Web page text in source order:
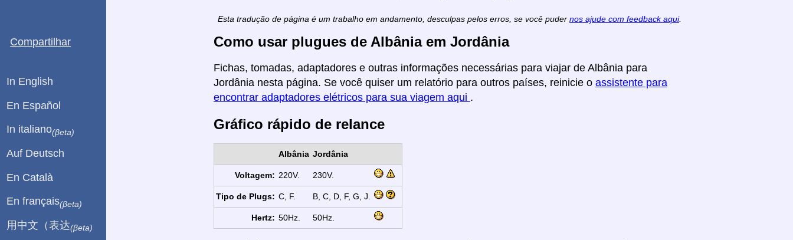
Esta tradução de página é um trabalho em andamento, desculpas pelos erros, se você puder nos ajude com feedback aqui.
Como usar plugues de Albânia em Jordânia
Fichas, tomadas, adaptadores e outras informações necessárias para viajar de Albânia para
Jordânia nesta página. Se você quiser um relatório para outros países, reinicie o assistente para
encontrar adaptadores elétricos para sua viagem aqui .
Gráfico rápido de relance
Albânia Jordânia
Voltagem: 220V. 230V.
Tipo de Plugs: C, F. B, C, D, F, G, J.
Hertz: 50Hz. 50Hz.
Compartilhar
In English
En Español
In italiano(βeta)
Auf Deutsch
En Català
En français(βeta)
用中文（表达(βeta)